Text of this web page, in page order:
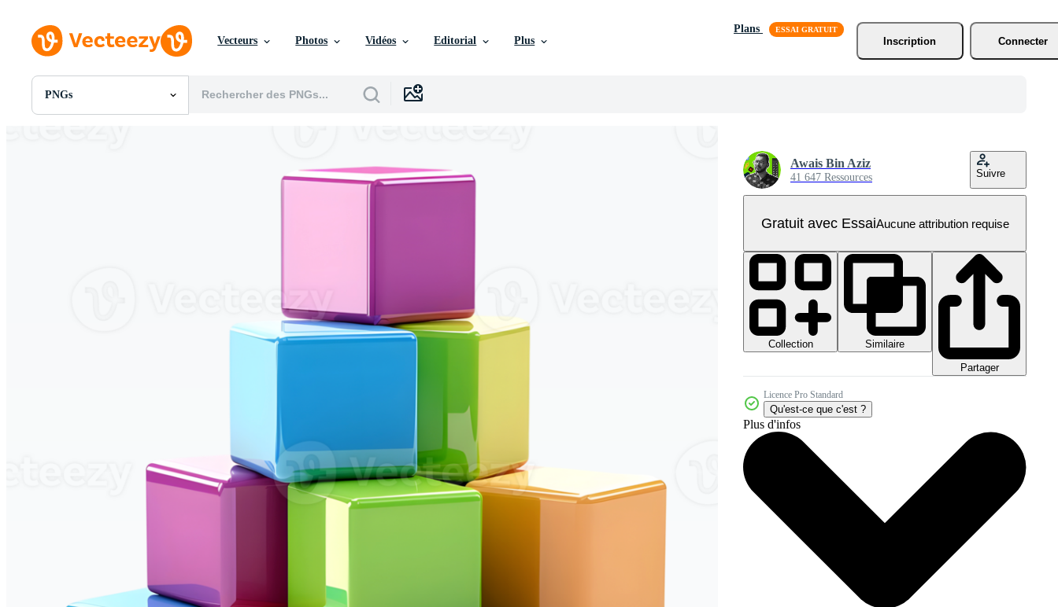
Vecteurs Photos Vidéos Editorial Plus
Plans
Inscription
Connecter
PNGs
Toutes Images
Awais Bin Aziz
41 647 Ressources Suivre
Gratuit avec EssaiAucune attribution requise
Collection
Similaire
Partager
Licence Pro Standard
Qu'est-ce que c'est ?
Plus d'infos